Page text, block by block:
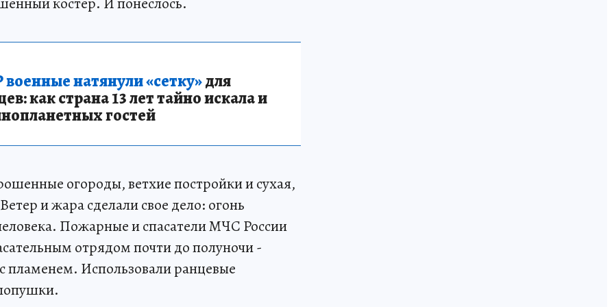
натянули «сетку»для
как страна 13 лет тайно искала и
гостей
огороды, ветхие постройки и сухая,
и жара сделали свое дело: огонь
Пожарные и спасатели МЧС России
отрядом почти до полуночи -
пламенем. Использовали ранцевые